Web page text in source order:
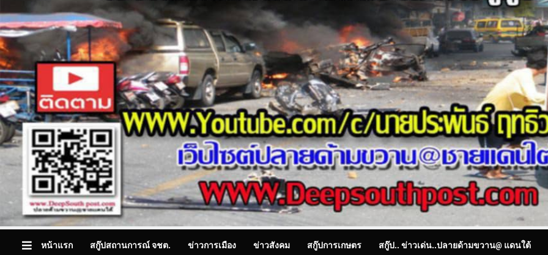
หน้าแรก สกู๊ปสถานการณ์ จชต. ข่าวการเมือง ข่าวสังคม สกู๊ปการเกษตร สกู๊ป.. ข่าวเด่น..ปลายด้ามขวาน@ แดนใต้